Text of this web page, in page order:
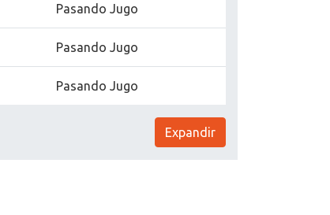
Pasando Jugo
Pasando Jugo
Pasando Jugo
Expandir